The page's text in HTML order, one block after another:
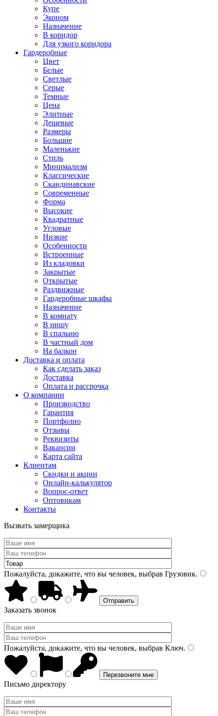
Купе
Эконом
Назначение
В коридор
Для узкого коридора
Гардеробные
Цвет
Белые
Светлые
Серые
Темные
Цена
Элитные
Дешевые
Размеры
Большие
Маленькие
Стиль
Минимализм
Классические
Скандинавские
Современные
Форма
Высокие
Квадратные
Угловые
Низкие
Особенности
Встроенные
Из кладовки
Закрытые
Открытые
Раздвижные
Гардеробные шкафы
Назначение
В комнату
В нишу
В спальню
В частный дом
На балкон
Доставка и оплата
Как сделать заказ
Доставка
Оплата и рассрочка
О компании
Производство
Гарантия
Портфолио
Отзывы
Реквизиты
Вакансии
Карта сайта
Клиентам
Скидки и акции
Онлайн-калькулятор
Вопрос-ответ
Оптовикам
Контакты
Вызвать замерщика
Пожалуйста, докажите, что вы человек, выбрав Грузовик.
Заказать звонок
Пожалуйста, докажите, что вы человек, выбрав Ключ.
Письмо директору